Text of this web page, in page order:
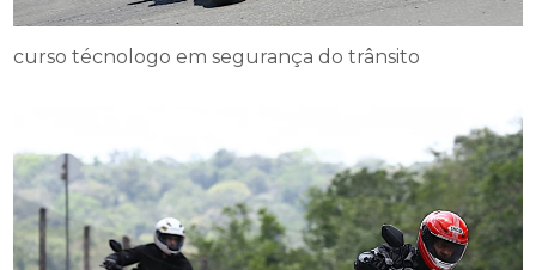
curso técnologo em segurança do trânsito